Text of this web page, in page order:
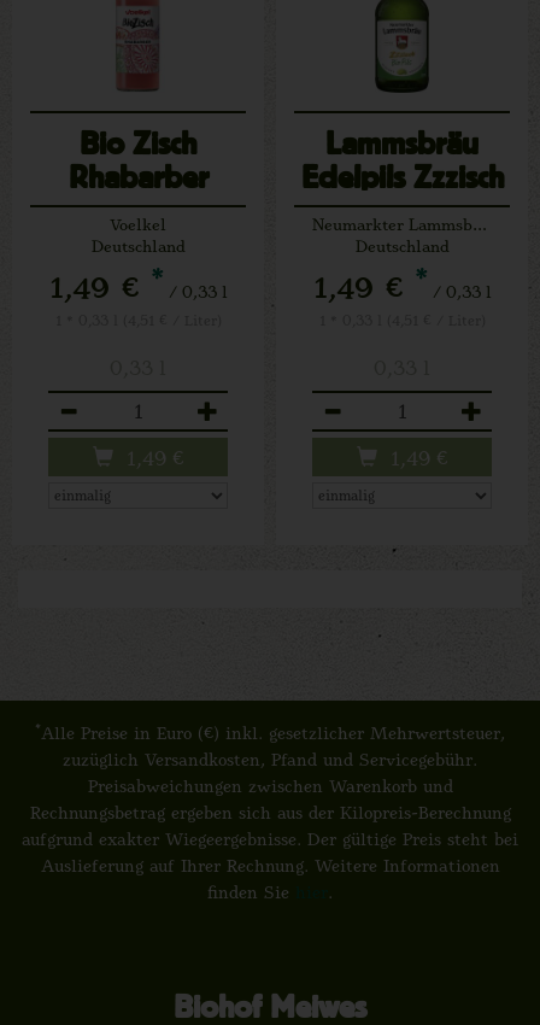
Bio Zisch
Rhabarber
Voelkel
Deutschland
1,49 € * / 0,33 l
1,49 €
Lammsbräu
Edelpils Zzzisch
Neumarkter Lammsbräu
Deutschland
1,49 € * / 0,33 l
1,49 €
*Alle Preise in Euro (€) inkl. gesetzlicher Mehrwertsteuer,
zuzüglich Versandkosten, Pfand und Servicegebühr.
Preisabweichungen zwischen Warenkorb und
Rechnungsbetrag ergeben sich aus der Kilopreis-Berechnung
aufgrund exakter Wiegeergebnisse. Der gültige Preis steht bei
Auslieferung auf Ihrer Rechnung. Weitere Informationen
finden Sie
.
Biohof Meiwes